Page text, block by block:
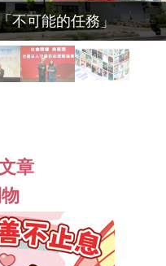
不可能的任務」
章